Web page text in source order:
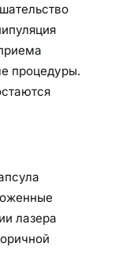
процедуры.
лазера